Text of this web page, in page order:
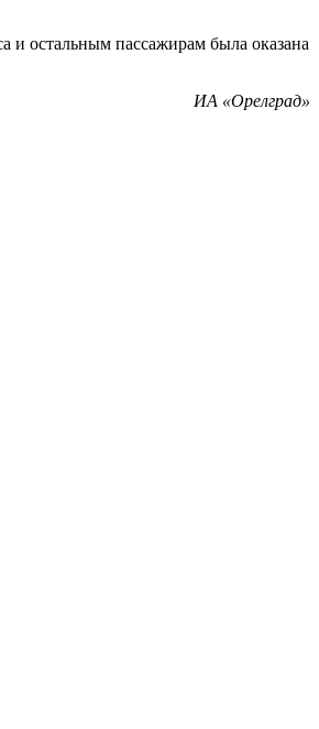
и остальным пассажирам была оказана
ИА «Орелград»